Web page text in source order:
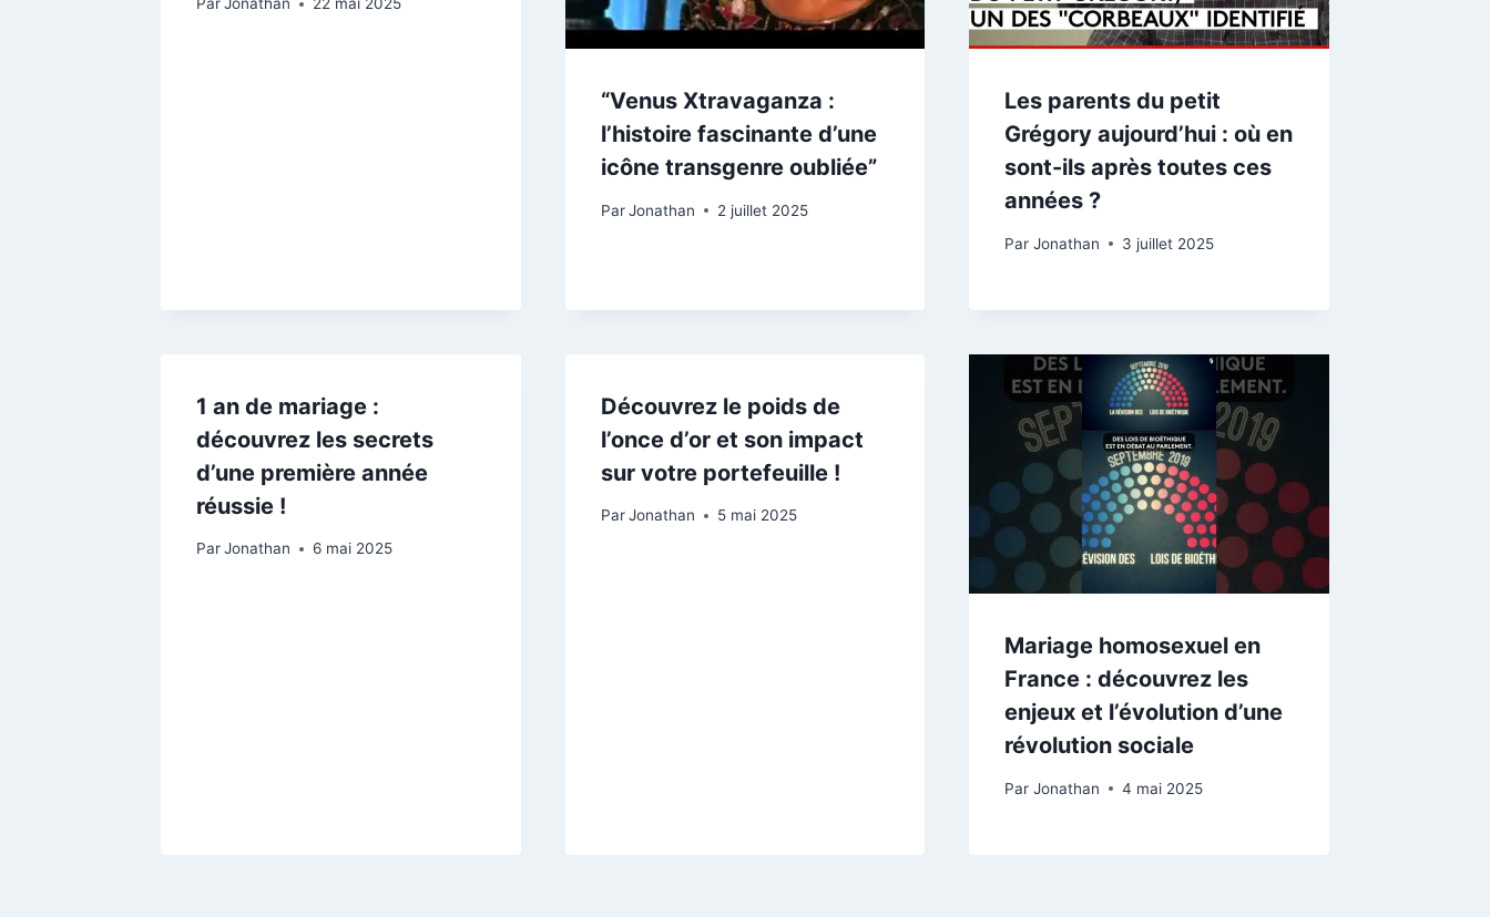
ParJonathan 22 mai 2025
“Venus Xtravaganza :
l’histoire fascinante d’une
icône transgenre oubliée”
Par Jonathan 2 juillet 2025
Les parents du petit
Grégory aujourd’hui : où en
sont-ils après toutes ces
années ?
Par Jonathan 3 juillet 2025
1 an de mariage :
découvrez les secrets
d’une première année
réussie !
ParJonathan 6 mai 2025
Découvrez le poids de
l’once d’or et son impact
sur votre portefeuille !
Par Jonathan 5 mai 2025
Mariage homosexuel en
France : découvrez les
enjeux et l’évolution d’une
révolution sociale
Par Jonathan 4 mai 2025